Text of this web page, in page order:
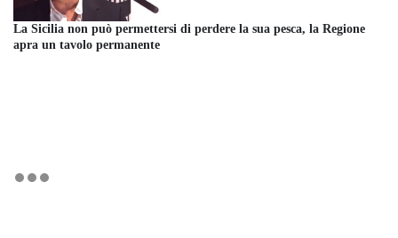
La Sicilia non può permettersi di perdere la sua pesca, la Regione
apra un tavolo permanente